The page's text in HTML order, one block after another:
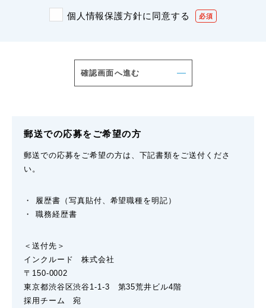
個人情報保護方針に同意する 必須
郵送での応募をご希望の方
郵送での応募をご希望の方は、下記書類をご送付くださ
い。
履歴書（写真貼付、希望職種を明記）
職務経歴書
＜送付先＞
インクルード 株式会社
〒150-0002
東京都渋谷区渋谷1-1-3 第35荒井ビル4階
採用チーム 宛